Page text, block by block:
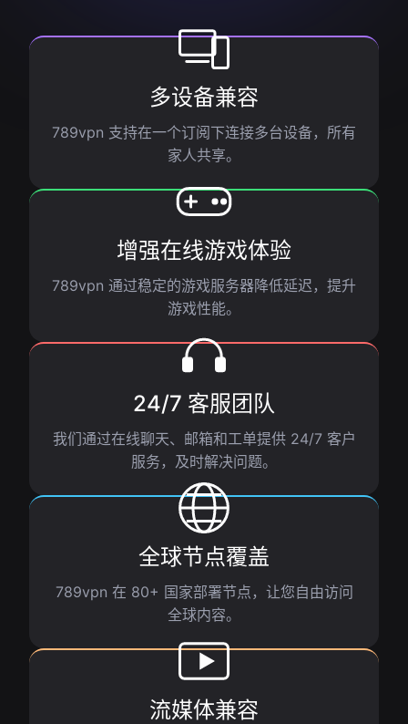
多设备兼容
789vpn 支持在一个订阅下连接多台设备，所有
家人共享。
增强在线游戏体验
789vpn 通过稳定的游戏服务器降低延迟，提升
游戏性能。
24/7 客服团队
我们通过在线聊天、邮箱和工单提供 24/7 客户
服务，及时解决问题。
全球节点覆盖
789vpn 在 80+ 国家部署节点，让您自由访问
全球内容。
流媒体兼容